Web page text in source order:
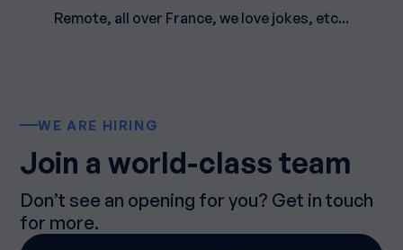
Remote, all over France, we love jokes, etc...
WE ARE HIRING
Join a world-class team
Don’t see an opening for you? Get in touch
for more.